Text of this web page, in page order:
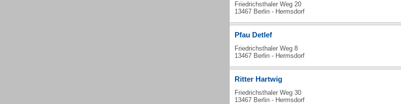
Friedrichsthaler Weg 20
13467 Berlin - Hermsdorf
Pfau Detlef
Friedrichsthaler Weg 8
13467 Berlin - Hermsdorf
Ritter Hartwig
Friedrichsthaler Weg 30
13467 Berlin - Hermsdorf